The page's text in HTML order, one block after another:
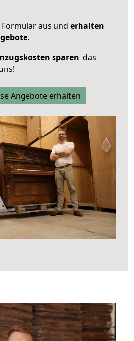
Formular aus und erhalten
.
sparen, das
Angebote erhalten